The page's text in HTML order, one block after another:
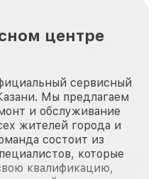
центре
сервисный
Мы предлагаем
и обслуживание
жителей города и
состоит из
которые
квалификацию,